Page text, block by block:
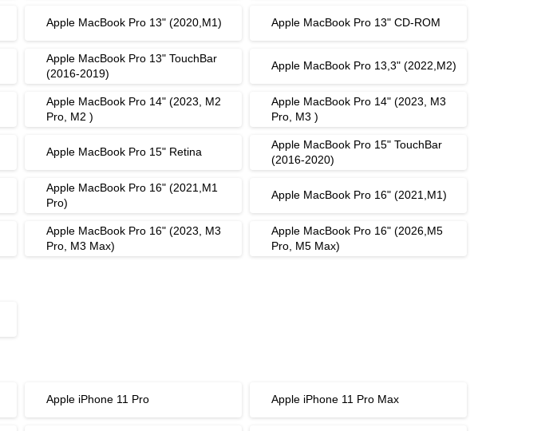
Apple MacBook Pro 13" (2020,M1) Apple MacBook Pro 13" CD-ROM
Apple MacBook Pro 13" TouchBar
(2016-2019)
Apple MacBook Pro 13,3" (2022,M2)
Apple MacBook Pro 14" (2023, M2
Pro, M2 )
Apple MacBook Pro 14" (2023, M3
Pro, M3 )
Apple MacBook Pro 15" Retina
Apple MacBook Pro 15" TouchBar
(2016-2020)
Apple MacBook Pro 16" (2021,M1
Pro)
Apple MacBook Pro 16" (2021,M1)
Apple MacBook Pro 16" (2023, M3
Pro, M3 Max)
Apple MacBook Pro 16" (2026,M5
Pro, M5 Max)
Apple iPhone 11 Pro Apple iPhone 11 Pro Max